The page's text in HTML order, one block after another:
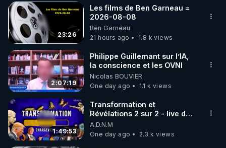
▶ 30 jours gratuit sur l’application de méditation et
de bien-être ENVOL :
Rendez-vous sur https://www.envol.app/code
le code : REGENERE
23:26
Les films de Ben Garneau =
2026-08-08
Ben Garneau
21 hours ago
1.8 k views
2:07:19
Philippe Guillemant sur l’IA,
la conscience et les OVNI
Nicolas BOUVIER
One day ago
1.1 k views
1:49:53
Transformation et
Révélations 2 sur 2 - live du
07/08/26
A.D.N.M
One day ago
2.3 k views